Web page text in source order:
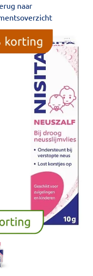
naar